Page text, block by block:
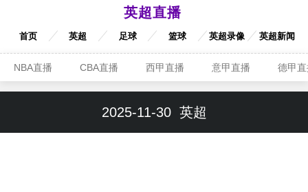
英超直播
首页 英超 足球 篮球 英超录像 英超新闻
NBA直播 CBA直播 西甲直播 意甲直播 德甲
2025-11-30 英超